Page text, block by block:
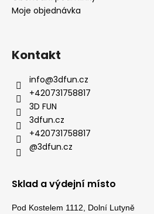
Moje objednávka
Kontakt
info@3dfun.cz
+420731758817
3D FUN
3dfun.cz
+420731758817
@3dfun.cz
Sklad a výdejní místo
Pod Kostelem 1112, Dolní Lutyně